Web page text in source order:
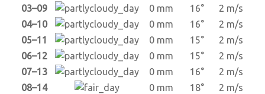
03–09
0 mm 16°
2 m/s
04–10
0 mm 16°
2 m/s
05–11
0 mm 15°
2 m/s
06–12
0 mm 15°
2 m/s
07–13
0 mm 16°
2 m/s
08–14
0 mm 18°
2 m/s